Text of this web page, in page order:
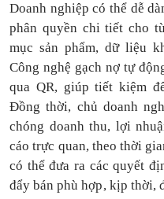
Doanh nghiệp có thể dễ
phân quyền chi tiết cho
mục sản phẩm, dữ liệu
Công nghệ gạch nợ tự
qua QR, giúp tiết kiệm
Đồng thời, chủ doanh
chóng doanh thu, lợi
cáo trực quan, theo thời
có thểđưa ra các quyết
đẩy bán phù hợp, kịp thời,